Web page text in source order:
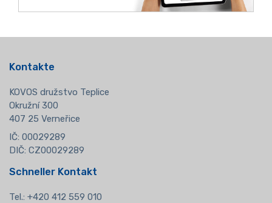
Kontakte
KOVOS družstvo Teplice
Okružní 300
407 25 Verneřice
IČ: 00029289
DIČ: CZ00029289
Schneller Kontakt
Tel.: +420 412 559 010